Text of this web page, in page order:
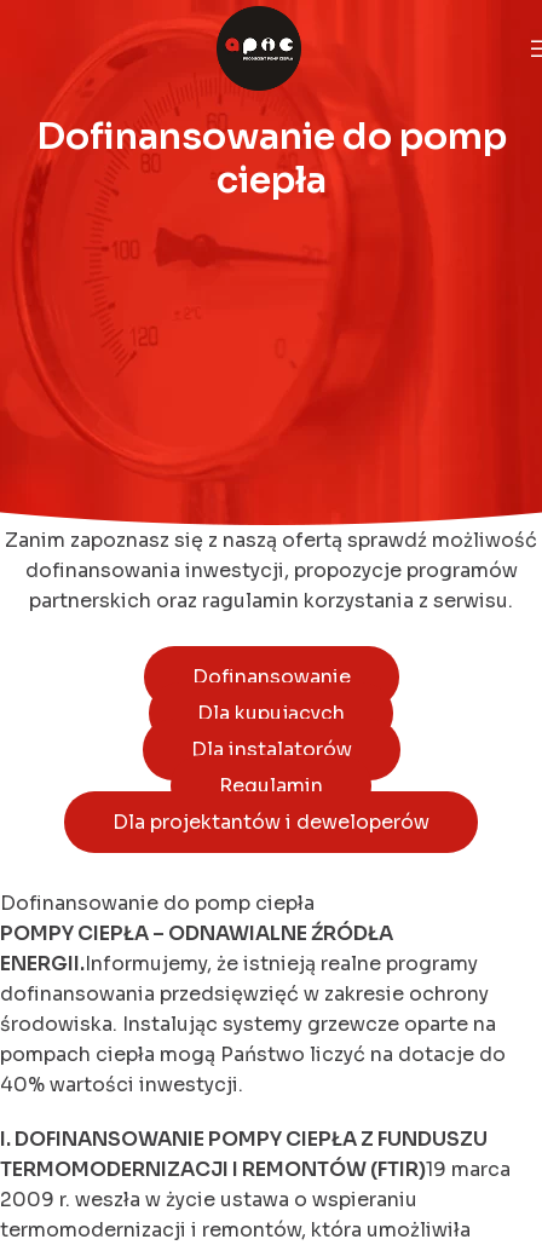
Dofinansowanie do pomp
ciepła
Zanim zapoznasz się z naszą ofertą sprawdź możliwość
dofinansowania inwestycji, propozycje programów
partnerskich oraz ragulamin korzystania z serwisu.
Dofinansowanie
Dla kupujących
Dla instalatorów
Regulamin
Dla projektantów i deweloperów
Dofinansowanie do pomp ciepła
POMPY CIEPŁA – ODNAWIALNE ŹRÓDŁA
ENERGII.Informujemy, że istnieją realne programy
dofinansowania przedsięwzięć w zakresie ochrony
środowiska. Instalując systemy grzewcze oparte na
pompach ciepła mogą Państwo liczyć na dotacje do
40% wartości inwestycji.
I. DOFINANSOWANIE POMPY CIEPŁA Z FUNDUSZU
TERMOMODERNIZACJI I REMONTÓW (FTIR)19 marca
2009 r. weszła w życie ustawa o wspieraniu
termomodernizacji i remontów, która umożliwiła